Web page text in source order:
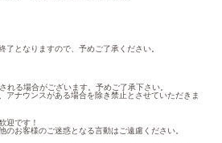
了となりますので、予めご了承ください。
れる場合がございます。予めご了承下さい。
アナウンスがある場合を除き禁止とさせていただきま
迎です！
お客様のご迷惑となる言動はご遠慮ください。